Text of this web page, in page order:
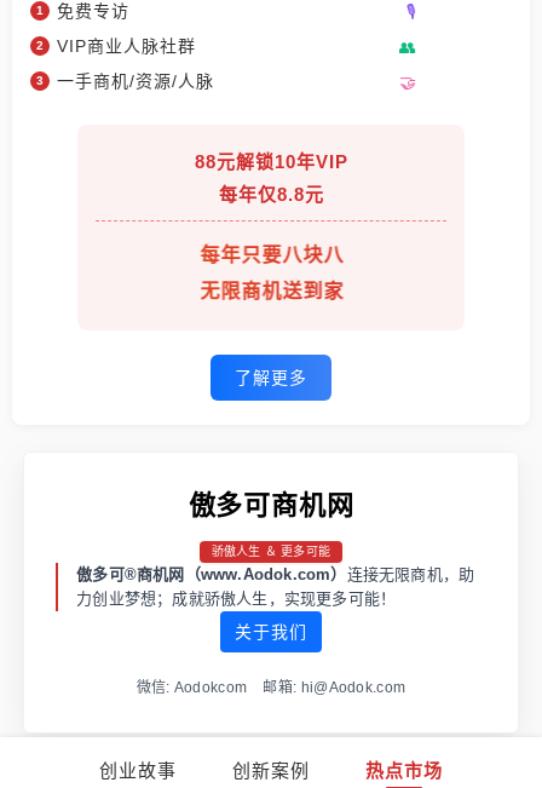
创业故事 创新案例 热点市场
免费专访
VIP商业人脉社群
一手商机/资源/人脉
88元解锁10年VIP
每年仅8.8元
每年只要八块八
无限商机送到家
了解更多
傲多可商机网
骄傲人生 ＆ 更多可能
傲多可®商机网（www.Aodok.com） 连接无限商机，助
力创业梦想；成就骄傲人生，实现更多可能！
关于我们
微信: Aodokcom 邮箱: hi@Aodok.com
渝ICP备2021001973号-1